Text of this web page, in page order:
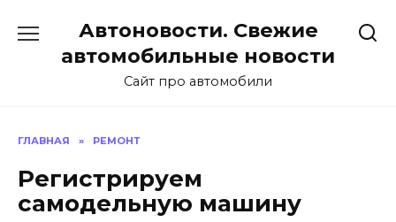
содержанию
Автоновости. Свежие
автомобильные новости
Сайт про автомобили
ГЛАВНАЯ » РЕМОНТ
Регистрируем
самодельную машину